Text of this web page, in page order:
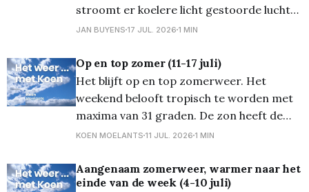
stroomt er koelere licht gestoorde lucht
naar ons toe. De temperaturen zijn deze
regen vallen maar grote hoeveelheden
worden niet verwacht. De nachtminima
zijn veel slaapvriendelijker en komen uit
tussen 13
JAN BUYENS 17 JUL. 2026 1 MIN
Op en top zomer (11-17 juli)
Het blijft op en top zomerweer. Het
weekend belooft tropisch te worden met
maxima van 31 graden. De zon heeft de
hemel voor zich alleen. Gelukkig waait er
warmte wat draaglijk maakt. De minima in
het weekend komen uit op 17 graden. Ook
KOEN MOELANTS 11 JUL. 2026 1 MIN
Aangenaam zomerweer, warmer naar het
einde van de week (4-10 juli)